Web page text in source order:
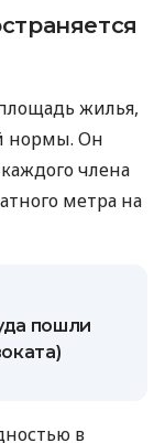
жилья,
нормы. Он
члена
метра на
пошли
в